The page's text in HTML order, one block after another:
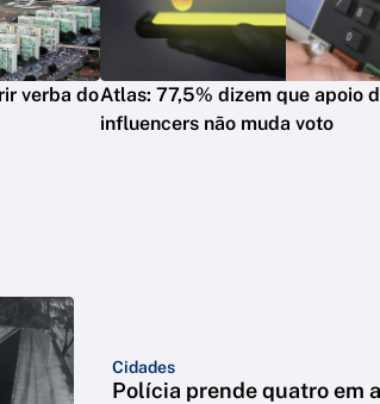
verba doAtlas: 77,5% dizem que apoio
influencers não muda voto
Cidades
Polícia prende quatro em